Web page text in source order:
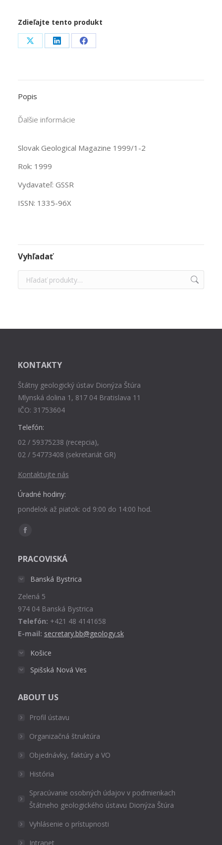
Zdieľajte tento produkt
Share
X
Share
LinkedIn
Share
Facebook
Popis
Ďalšie informácie
Slovak Geological Magazine 1999/1-2
Rok: 1999
Vydavateľ: GSSR
ISSN: 1335-96X
Vyhľadať
KONTAKTY
Štátny geologický ústav Dionýza Štúra
Mlynská dolina 1, 817 04 Bratislava 11
IČO: 31753604
Telefón:
02 / 59375238 (recepcia),
02 / 54773408 (sekretariát GR)
Kontaktujte nás
Úradné hodiny:
pondelok až piatok: od 9:00 do 14:00 hod.
Find us on:
Facebook
opens
window
PRACOVISKÁ
Banská Bystrica
Zelená 5
974 04 Banská Bystrica
Telefón: +421 48 4141658
E-mail: secretary.bb@geology.sk
Košice
Spišská Nová Ves
ABOUT US
Profil ústavu
Organizačná štruktúra
Objednávky, faktúry a VO
História
Spracúvanie osobných údajov v podmienkach
Štátneho geologického ústavu Dionýza Štúra
Vyhlásenie o prístupnosti
Intranet